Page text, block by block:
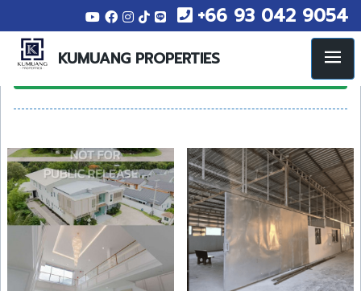
+66 93 042 9054
KUMUANG PROPERTIES
โรงงาน 12 รายการ
แสดงช่องค้นหา